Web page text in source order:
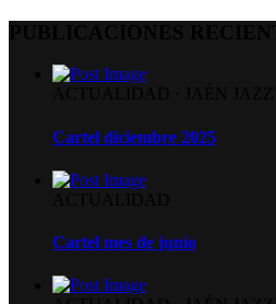
Cartel diciembre 2025
Cartel mes de junio